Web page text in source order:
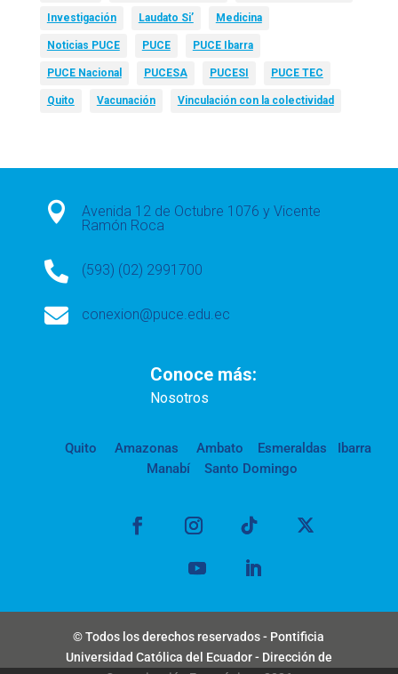
Investigación Laudato Si’ Medicina
Noticias PUCE PUCE PUCE Ibarra
PUCE Nacional PUCESA PUCESI PUCE TEC
Quito Vacunación Vinculación con la colectividad

Avenida 12 de Octubre 1076 y Vicente
Ramón Roca
 (593) (02) 2991700
 conexion@puce.edu.ec
Conoce más:
Nosotros
Quito Amazonas Ambato Esmeraldas
Ibarra
Manabí
Santo Domingo
© Todos los derechos reservados - Pontificia
Universidad Católica del Ecuador - Dirección de